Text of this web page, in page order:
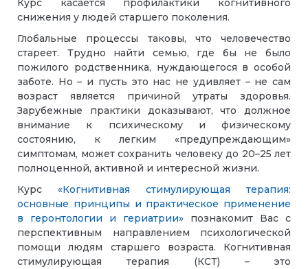
Курс касается профилактики когнитивного
снижения у людей старшего поколения.
Глобальные процессы таковы, что человечество
стареет. Трудно найти семью, где бы не было
пожилого родственника, нуждающегося в особой
заботе. Но – и пусть это нас не удивляет – не сам
возраст является причиной утраты здоровья.
Зарубежные практики доказывают, что должное
внимание к психическому и физическому
состоянию, к легким «предупреждающим»
симптомам, может сохранить человеку до 20–25 лет
полноценной, активной и интересной жизни.
Курс «Когнитивная стимулирующая терапия:
основные принципы и практическое применение
в геронтологии и гериатрии» познакомит Вас с
перспективным направлением психологической
помощи людям старшего возраста. Когнитивная
стимулирующая терапия (КСТ) – это